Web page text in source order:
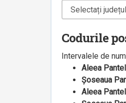
Codurile
Intervalele de
Aleea
Șoseaua
Aleea